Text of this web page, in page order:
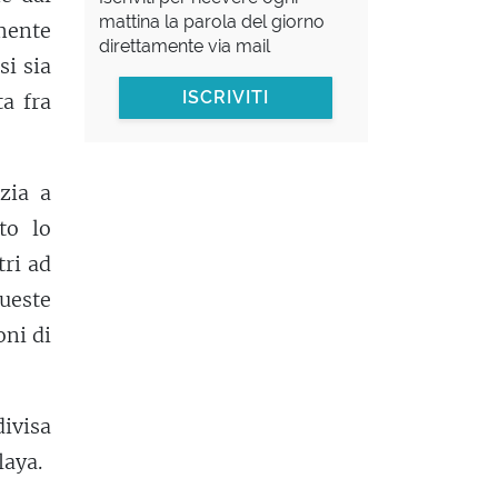
sia
fra
a
lo
ad
di
mattina la parola del giorno
direttamente via mail
ISCRIVITI